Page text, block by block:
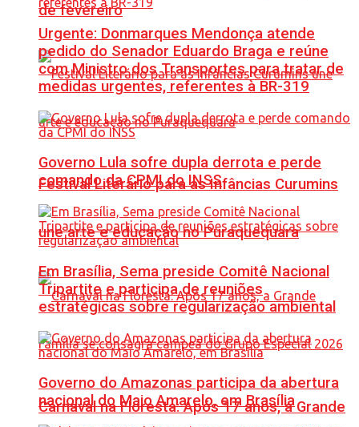
de fevereiro
Festival Literário para as Infâncias Curumins
une arte e educação no Puraquequara
Carnaval na Floresta: Após 17 anos, a Grande
Urgente: Donmarques Mendonça atende
pedido do Senador Eduardo Braga e reúne
com Ministro dos Transportes para tratar de
medidas urgentes, referentes à BR-319
Governo Lula sofre dupla derrota e perde
comando da CPMI do INSS
Em Brasília, Sema preside Comitê Nacional
Tripartite e participa de reuniões
estratégicas sobre regularização ambiental
Governo do Amazonas participa da abertura
nacional do Maio Amarelo, em Brasília